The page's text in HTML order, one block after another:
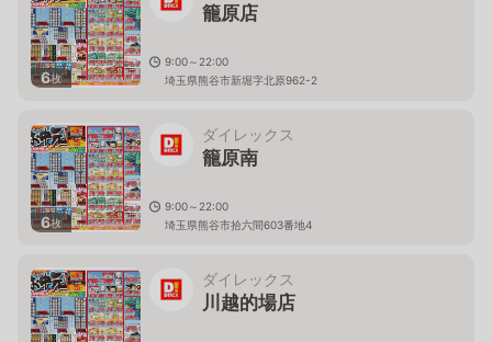
6枚
籠原店
9:00～22:00
埼玉県熊谷市新堀字北原962-2
6枚
ダイレックス
籠原南
9:00～22:00
埼玉県熊谷市拾六間603番地4
ダイレックス
川越的場店